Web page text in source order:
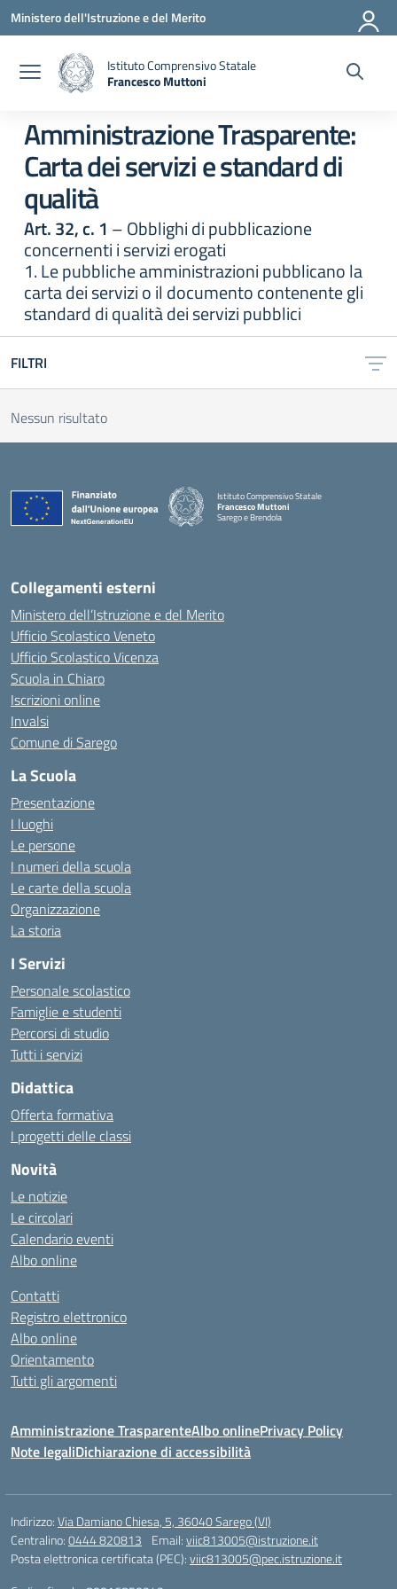
Vai ai contenuti
Vai al menu di navigazione
Vai al footer
Ministero dell'Istruzione e del Merito
Istituto Comprensivo Statale
Francesco Muttoni
Amministrazione Trasparente:
Carta dei servizi e standard di
qualità
Art. 32, c. 1 – Obblighi di pubblicazione
concernenti i servizi erogati
1. Le pubbliche amministrazioni pubblicano la
carta dei servizi o il documento contenente gli
standard di qualità dei servizi pubblici
FILTRI
Nessun risultato
Istituto Comprensivo Statale
Francesco Muttoni
Sarego e Brendola
— Visita la pagina iniziale della scuola
Collegamenti esterni
Ministero dell’Istruzione e del Merito
Ufficio Scolastico Veneto
Ufficio Scolastico Vicenza
Scuola in Chiaro
Iscrizioni online
Invalsi
Comune di Sarego
La Scuola
Presentazione
I luoghi
Le persone
I numeri della scuola
Le carte della scuola
Organizzazione
La storia
I Servizi
Personale scolastico
Famiglie e studenti
Percorsi di studio
Tutti i servizi
Didattica
Offerta formativa
I progetti delle classi
Novità
Le notizie
Le circolari
Calendario eventi
Albo online
Contatti
Registro elettronico
Albo online
Orientamento
Tutti gli argomenti
Amministrazione TrasparenteAlbo onlinePrivacy Policy
Note legaliDichiarazione di accessibilità
Indirizzo:Via Damiano Chiesa, 5, 36040 Sarego (VI)
Centralino:0444 820813 Email:viic813005@istruzione.it
Posta elettronica certificata (PEC):viic813005@pec.istruzione.it